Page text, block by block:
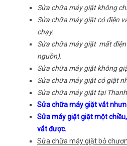
Sửa chữa máy giặt không
Sửa chữa máy giặt có điện
chạy.
Sửa chữa máy giặt mất
nguồn).
Sửa chữa máy giặt không
Sửa chữa máy giặt có giặt
Sửa chữa máy giặt tại
Sửa chữa máy giặt vắt
Sửa máy giặt giặt một
vắt được.
Sửa chữa máy giặt bỏ